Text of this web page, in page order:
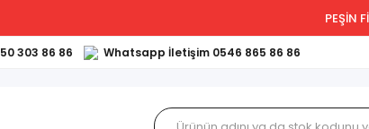
PEŞİN
303 86 86 Whatsapp İletişim 0546 865 86 86